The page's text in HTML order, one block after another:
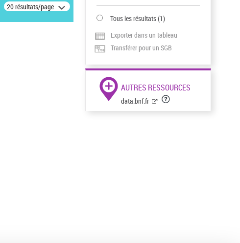
20 résultats/page
Tous les résultats(1)
Exporter dans un tableau
Transférer pour un SGB
AUTRES RESSOURCES
data.bnf.fr